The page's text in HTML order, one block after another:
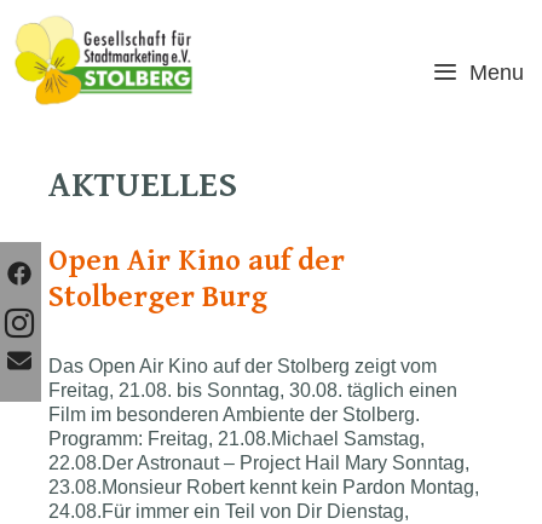
content
Menu
AKTUELLES
Open Air Kino auf der
Stolberger Burg
Das Open Air Kino auf der Stolberg zeigt vom
Freitag, 21.08. bis Sonntag, 30.08. täglich einen
Film im besonderen Ambiente der Stolberg.
Programm: Freitag, 21.08.Michael Samstag,
22.08.Der Astronaut – Project Hail Mary Sonntag,
23.08.Monsieur Robert kennt kein Pardon Montag,
24.08.Für immer ein Teil von Dir Dienstag,